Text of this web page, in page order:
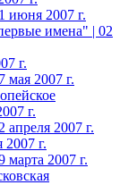
2007 г.
имена" | 02
г.
2007 г.
г.
2007 г.
г.
2007 г.